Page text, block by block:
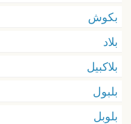
بكوش
بلاد
بلاكبيل
بلبول
بلوبل